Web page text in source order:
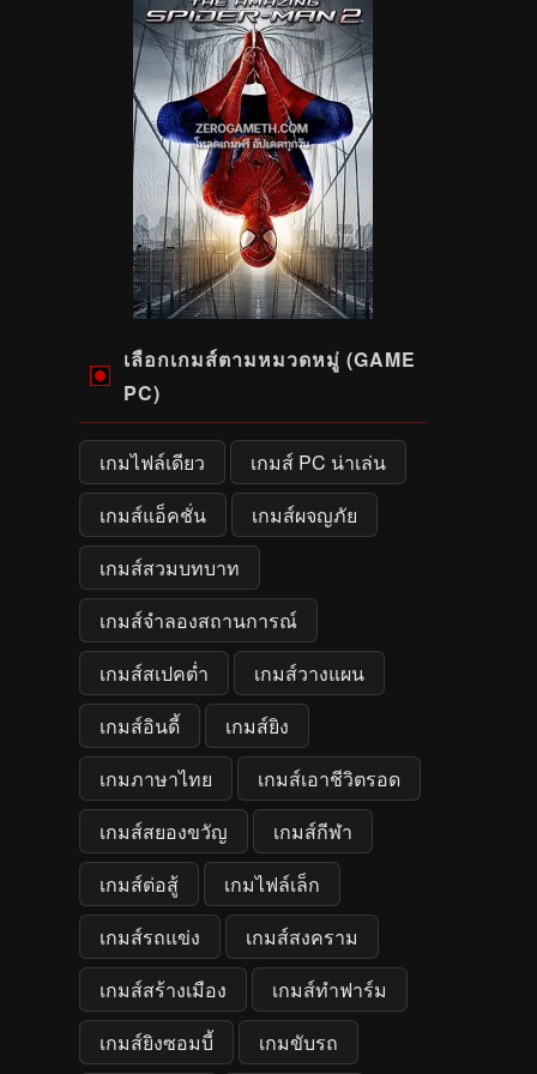
เลือกเกมส์ตามหมวดหมู่ (GAME
PC)
เกมไฟล์เดียว
เกมส์ PC น่าเล่น
เกมส์แอ็คชั่น
เกมส์ผจญภัย
เกมส์สวมบทบาท
เกมส์จำลองสถานการณ์
เกมส์สเปคต่ำ
เกมส์วางแผน
เกมส์อินดี้
เกมส์ยิง
เกมภาษาไทย
เกมส์เอาชีวิตรอด
เกมส์สยองขวัญ
เกมส์กีฬา
เกมส์ต่อสู้
เกมไฟล์เล็ก
เกมส์รถแข่ง
เกมส์สงคราม
เกมส์สร้างเมือง
เกมส์ทำฟาร์ม
เกมส์ยิงซอมบี้
เกมขับรถ